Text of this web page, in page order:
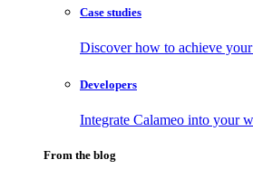
Case studies
Discover how to achieve
Developers
Integrate Calameo into your
From the blog